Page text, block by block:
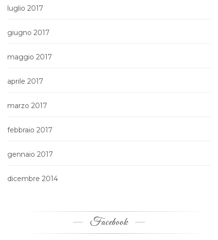
luglio 2017
giugno 2017
maggio 2017
aprile 2017
marzo 2017
febbraio 2017
gennaio 2017
dicembre 2014
Facebook